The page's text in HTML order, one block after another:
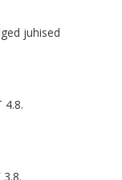
juhised
4.8.
3.8.